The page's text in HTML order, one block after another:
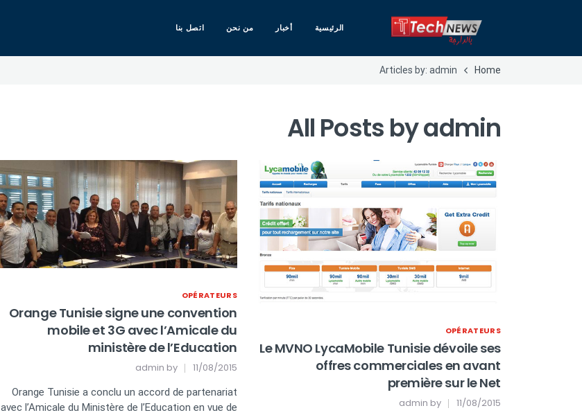
الرئيسية أخبار من نحن اتصل بنا
Articles by: admin Home
All Posts byadmin
OPÉRATEURS
Le MVNO LycaMobile Tunisie dévoile ses
offres commerciales en avant
première sur le Net
11/08/2015
admin
OPÉRATEURS
Orange Tunisie signe une convention
mobile et 3G avec l’Amicale du
ministère de l’Education
11/08/2015
admin
Orange Tunisie a conclu un accord de partenariat
avec l’Amicale du Ministère de l’Education en vue de